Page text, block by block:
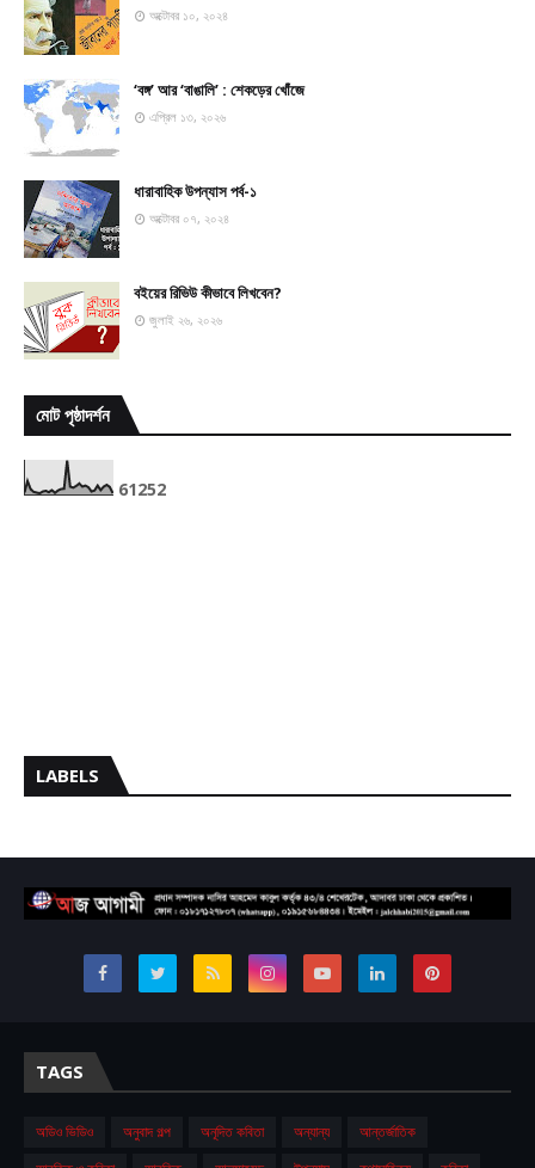
অক্টোবর ১০, ২০২৪
‘বঙ্গ’ আর ‘বাঙালি’ : শেকড়ের খোঁজে
এপ্রিল ১৩, ২০২৬
ধারাবাহিক উপন্যাস পর্ব-১
অক্টোবর ০৭, ২০২৪
বইয়ের রিভিউ কীভাবে লিখবেন?
জুলাই ২৬, ২০২৬
মোট পৃষ্ঠাদর্শন
61252
LABELS
TAGS
অডিও ভিডিও অনুবাদ গল্প অনূদিত কবিতা অন্যান্য
আন্তর্জাতিক